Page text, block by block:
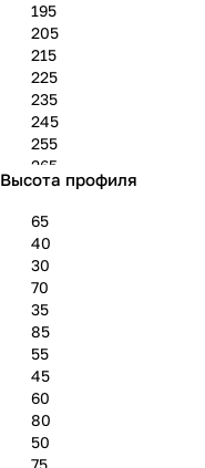
195
205
215
225
235
245
255
265
275
295
305
315
325
Высота профиля
65
40
30
70
35
85
55
45
60
80
50
75